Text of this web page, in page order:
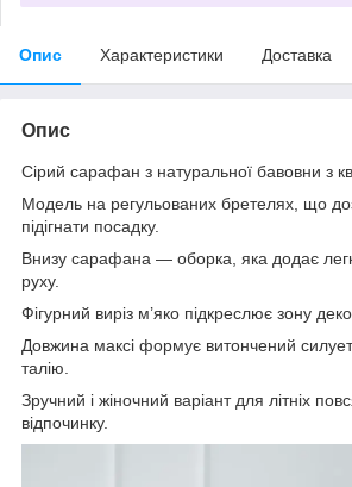
Опис Характеристики Доставка
Опис
Сірий сарафан з натуральної бавовни з
Модель на регульованих бретелях, що
підігнати посадку.
Внизу сарафана — оборка, яка додає
руху.
Фігурний виріз м’яко підкреслює зону
Довжина максі формує витончений
талію.
Зручний і жіночний варіант для літніх
відпочинку.